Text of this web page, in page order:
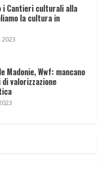
i Cantieri culturali alla
la cultura in
2023
Madonie, Wwf: mancano
valorizzazione